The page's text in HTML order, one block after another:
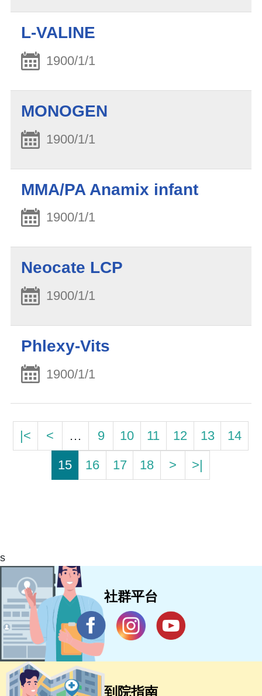
L-VALINE
1900/1/1
MONOGEN
1900/1/1
MMA/PA Anamix infant
1900/1/1
Neocate LCP
1900/1/1
Phlexy-Vits
1900/1/1
|< < … 9 10 11 12 13
14
15
16 17 18 > >|
s
社群平台
到院指南